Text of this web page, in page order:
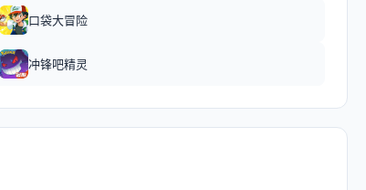
口袋大冒险
冲锋吧精灵